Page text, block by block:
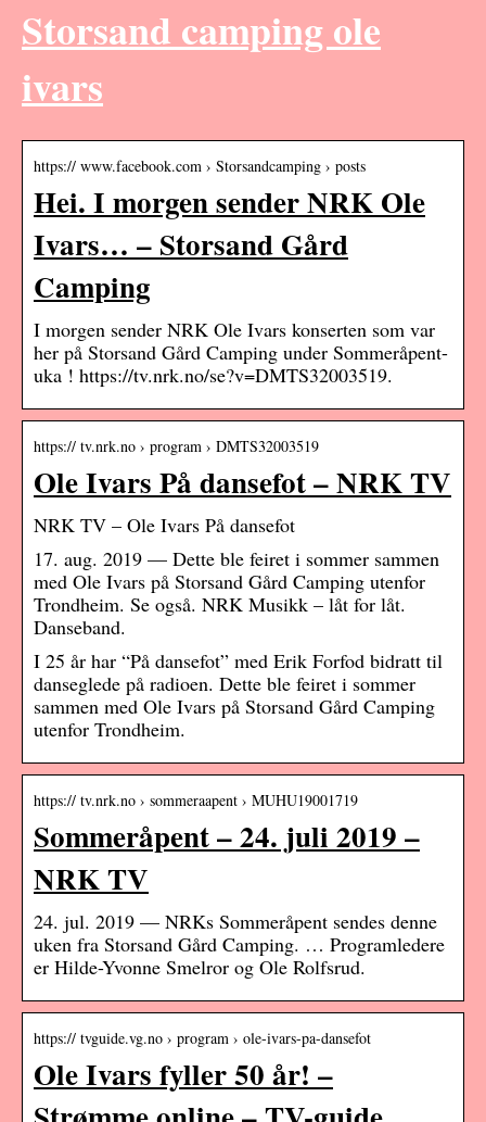
Storsand camping ole
ivars
https:// www.facebook.com › Storsandcamping › posts
Hei. I morgen sender NRK Ole
Ivars… – Storsand Gård
Camping
I morgen sender NRK Ole Ivars konserten som var
her på Storsand Gård Camping under Sommeråpent-
uka ! https://tv.nrk.no/se?v=DMTS32003519.
https:// tv.nrk.no › program › DMTS32003519
Ole Ivars På dansefot – NRK TV
NRK TV – Ole Ivars På dansefot
17. aug. 2019 — Dette ble feiret i sommer sammen
med Ole Ivars på Storsand Gård Camping utenfor
Trondheim. Se også. NRK Musikk – låt for låt.
Danseband.
I 25 år har “På dansefot” med Erik Forfod bidratt til
danseglede på radioen. Dette ble feiret i sommer
sammen med Ole Ivars på Storsand Gård Camping
utenfor Trondheim.
https:// tv.nrk.no › sommeraapent › MUHU19001719
Sommeråpent – 24. juli 2019 –
NRK TV
24. jul. 2019 — NRKs Sommeråpent sendes denne
uken fra Storsand Gård Camping. … Programledere
er Hilde-Yvonne Smelror og Ole Rolfsrud.
https:// tvguide.vg.no › program › ole-ivars-pa-dansefot
Ole Ivars fyller 50 år! –